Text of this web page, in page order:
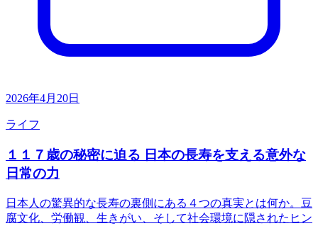
2026年4月20日
ライフ
１１７歳の秘密に迫る 日本の長寿を支える意外な
日常の力
日本人の驚異的な長寿の裏側にある４つの真実とは何か。豆
腐文化、労働観、生きがい、そして社会環境に隠されたヒン